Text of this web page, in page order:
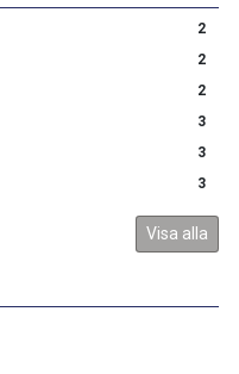
2
2
2
3
3
3
Visa alla